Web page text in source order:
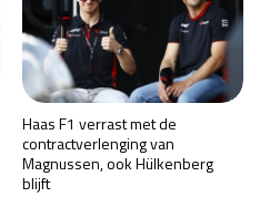
Haas F1 verrast met de
contractverlenging van
Magnussen, ook Hülkenberg
blijft